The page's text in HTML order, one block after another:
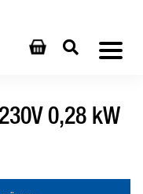
0,28 kW